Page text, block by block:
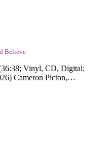
Believe
Vinyl, CD, Digital;
Cameron Picton,…